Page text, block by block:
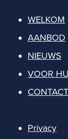
WELKOM
AANBOD
NIEUWS
VOOR
CONTACT
Privacy